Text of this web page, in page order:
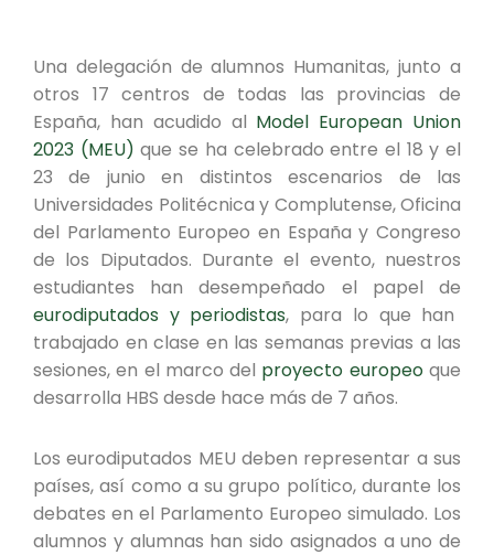
Una delegación de alumnos Humanitas, junto a
otros 17 centros de todas las provincias de
España, han acudido al Model European Union
2023 (MEU) que se ha celebrado entre el 18 y el
23 de junio en distintos escenarios de las
Universidades Politécnica y Complutense, Oficina
del Parlamento Europeo en España y Congreso
de los Diputados. Durante el evento, nuestros
estudiantes han desempeñado el papel de
eurodiputados y periodistas, para lo que han
trabajado en clase en las semanas previas a las
sesiones, en el marco del proyecto europeoque
desarrolla HBS desde hace más de 7 años.
Los eurodiputados MEU deben representar a sus
países, así como a su grupo político, durante los
debates en el Parlamento Europeo simulado. Los
alumnos y alumnas han sido asignados a uno de